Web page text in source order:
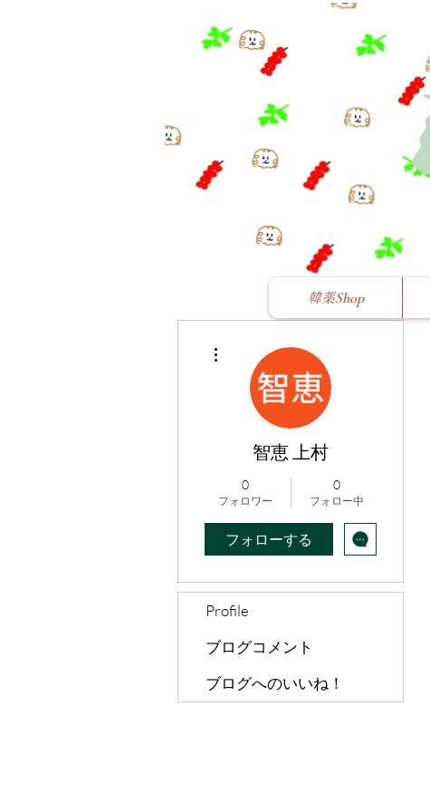
韓薬Shop
智恵 上村
0
フォロワー
0
フォロー中
フォローする
Profile
ブログコメント
ブログへのいいね！